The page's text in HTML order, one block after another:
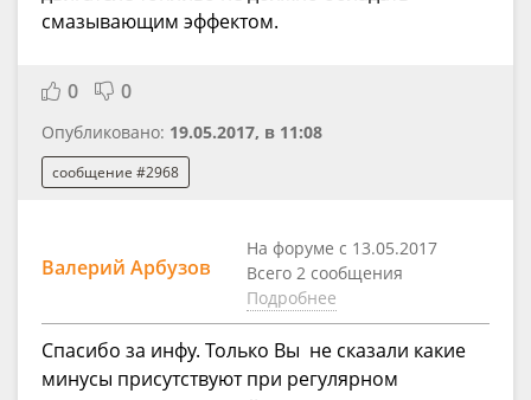
смазывающим эффектом.
0 0
Опубликовано: 19.05.2017, в 11:08
сообщение #2968
Валерий Арбузов
На форуме с 13.05.2017
Всего 2 сообщения
Подробнее
Спасибо за инфу. Только Вы не сказали какие
минусы присутствуют при регулярном